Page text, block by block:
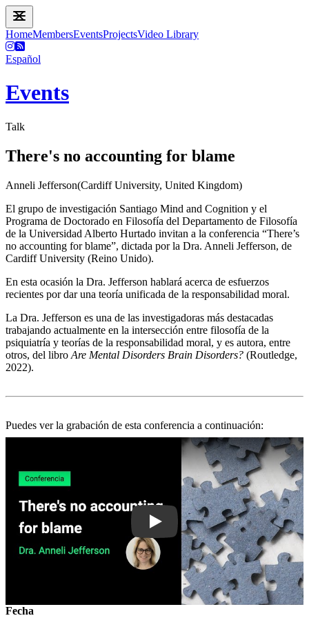
HomeMembersEventsProjectsVideo Library
Español
Events
Talk
There's no accounting for blame
Anneli Jefferson(Cardiff University, United Kingdom)
El grupo de investigación Santiago Mind and Cognition y el
Programa de Doctorado en Filosofía del Departamento de Filosofía
de la Universidad Alberto Hurtado invitan a la conferencia “There’s
no accounting for blame”, dictada por la Dra. Anneli Jefferson, de
Cardiff University (Reino Unido).
En esta ocasión la Dra. Jefferson hablará acerca de esfuerzos
recientes por dar una teoría unificada de la responsabilidad moral.
La Dra. Jefferson es una de las investigadoras más destacadas
trabajando actualmente en la intersección entre filosofía de la
psiquiatría y teorías de la responsabilidad moral, y es autora, entre
otros, del libro Are Mental Disorders Brain Disorders? (Routledge,
2022).
Puedes ver la grabación de esta conferencia a continuación:
Fecha